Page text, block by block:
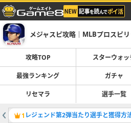
メジャスピ攻略｜MLBプロスピリ
攻略TOP スターウォッ
最強ランキング ガチャ
リセマラ 選手一覧
1 レジェンド第2弾当たり選手と獲得方